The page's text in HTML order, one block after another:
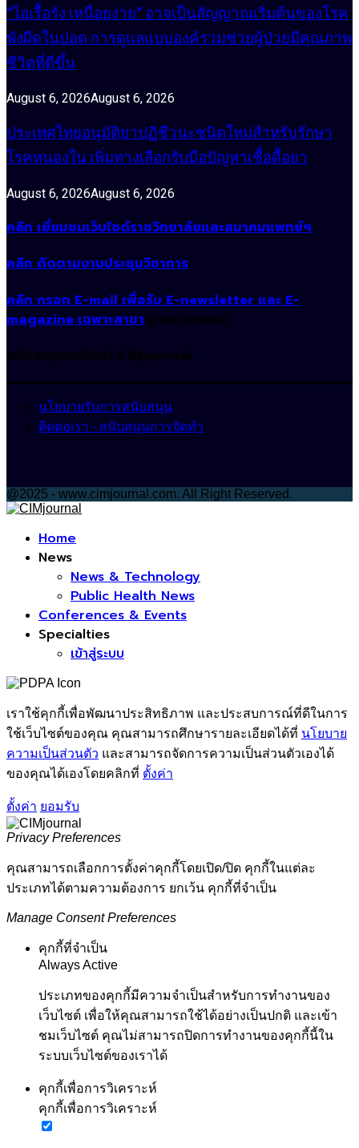
“ไอเรื้อรัง เหนื่อยง่าย” อาจเป็นสัญญาณเริ่มต้นของโรค
พังผืดในปอด การดูแลแบบองค์รวมช่วยผู้ป่วยมีคุณภาพ
ชีวิตที่ดีขึ้น
August 6, 2026August 6, 2026
ประเทศไทยอนุมัติยาปฏิชีวนะชนิดใหม่สำหรับรักษา
โรคหนองใน เพิ่มทางเลือกรับมือปัญหาเชื้อดื้อยา
August 6, 2026August 6, 2026
คลิก เยี่ยมชมเว็บไซต์ราชวิทยาลัยและสมาคมแพทย์ฯ
คลิก ติดตามงานประชุมวิชาการ
คลิก กรอก E-mail เพื่อรับ E-newsletter และ E-
magazine เฉพาะสาขา (เฉพาะแพทย์)
สนับสนุนการจัดทำ CIMjournal
นโยบายรับการสนับสนุน
ติดต่อเรา - สนับสนุนการจัดทำ
@2025 - www.cimjournal.com. All Right Reserved.
Home
News
News & Technology
Public Health News
Conferences & Events
Specialties
เข้าสู่ระบบ
เราใช้คุกกี้เพื่อพัฒนาประสิทธิภาพ และประสบการณ์ที่ดีในการ
ใช้เว็บไซต์ของคุณ คุณสามารถศึกษารายละเอียดได้ที่ นโยบาย
ความเป็นส่วนตัว และสามารถจัดการความเป็นส่วนตัวเองได้
ของคุณได้เองโดยคลิกที่ ตั้งค่า
ตั้งค่า ยอมรับ
Privacy Preferences
คุณสามารถเลือกการตั้งค่าคุกกี้โดยเปิด/ปิด คุกกี้ในแต่ละ
ประเภทได้ตามความต้องการ ยกเว้น คุกกี้ที่จำเป็น
Manage Consent Preferences
คุกกี้ที่จำเป็น
Always Active
ประเภทของคุกกี้มีความจำเป็นสำหรับการทำงานของ
เว็บไซต์ เพื่อให้คุณสามารถใช้ได้อย่างเป็นปกติ และเข้า
ชมเว็บไซต์ คุณไม่สามารถปิดการทำงานของคุกกี้นี้ใน
ระบบเว็บไซต์ของเราได้
คุกกี้เพื่อการวิเคราะห์
คุกกี้เพื่อการวิเคราะห์